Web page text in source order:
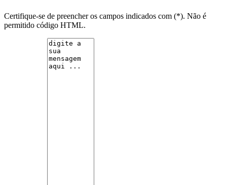
Certifique-se de preencher os campos indicados com (*). Não é
permitido código HTML.